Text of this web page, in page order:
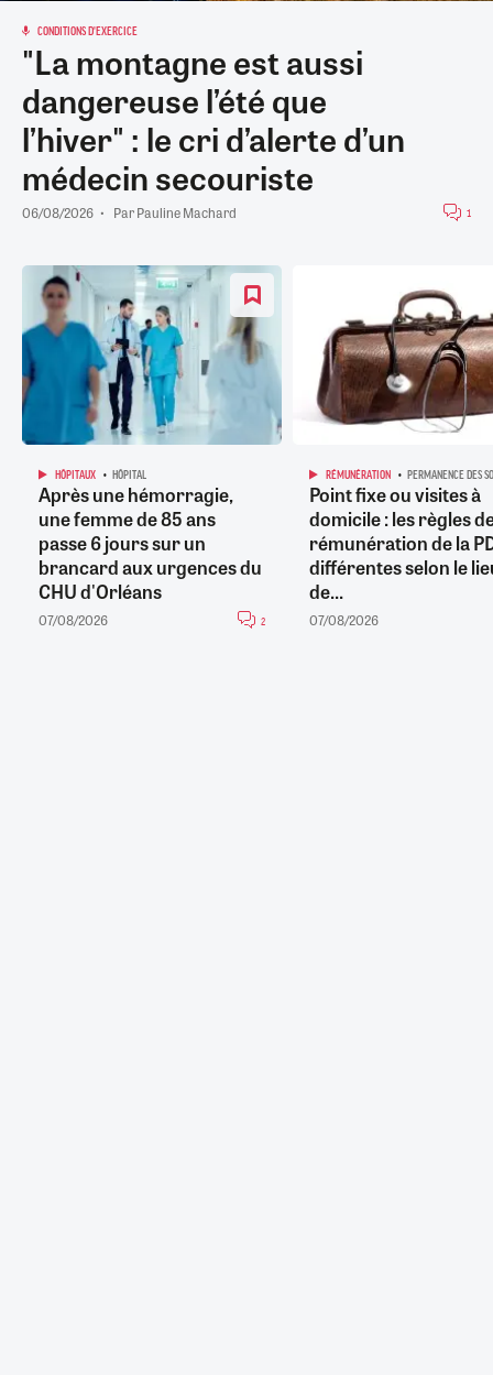
CONDITIONS D'EXERCICE
"La montagne est aussi
dangereuse l’été que
l’hiver" : le cri d’alerte d’un
médecin secouriste
06/08/2026 ParPauline Machard 1
HÔPITAUX HÔPITAL
Après une hémorragie,
une femme de 85 ans
passe 6 jours sur un
brancard aux urgences du
CHU d'Orléans
07/08/2026 2
RÉMUNÉRATION PERMANENCE DES
Point fixe ou visites à
domicile : les règles
rémunération de la
différentes selon le
de...
07/08/2026